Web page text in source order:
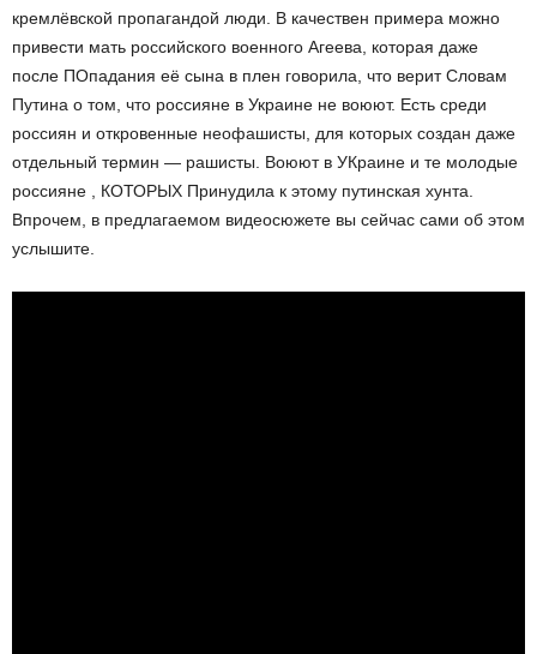
кремлёвской пропагандой люди. В качествен примера можно
привести мать российского военного Агеева, которая даже
после ПОпадания её сына в плен говорила, что верит Словам
Путина о том, что россияне в Украине не воюют. Есть среди
россиян и откровенные неофашисты, для которых создан даже
отдельный термин — рашисты. Воюют в УКраине и те молодые
россияне , КОТОРЫХ Принудила к этому путинская хунта.
Впрочем, в предлагаемом видеосюжете вы сейчас сами об этом
услышите.